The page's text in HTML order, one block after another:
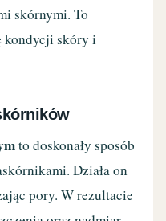
skórnymi. To
kondycji skóry i
to doskonały sposób
Działa on
pory. W rezultacie